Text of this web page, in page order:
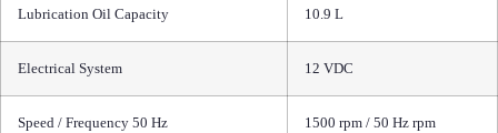
Lubrication Oil Capacity 10.9 L
Electrical System 12 VDC
Speed / Frequency 50 Hz 1500 rpm / 50 Hz rpm